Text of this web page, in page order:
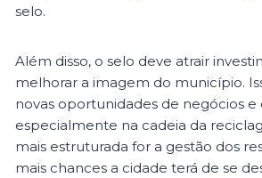
selo.
Além disso, o selo deve atrair
melhorar a imagem do município.
novas oportunidades de negócios
especialmente na cadeia da
mais estruturada for a gestão dos
mais chances a cidade terá de se